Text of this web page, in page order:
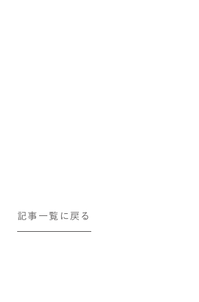
記事一覧に戻る